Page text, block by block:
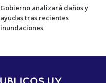
Gobierno analizará daños y
ayudas tras recientes
inundaciones